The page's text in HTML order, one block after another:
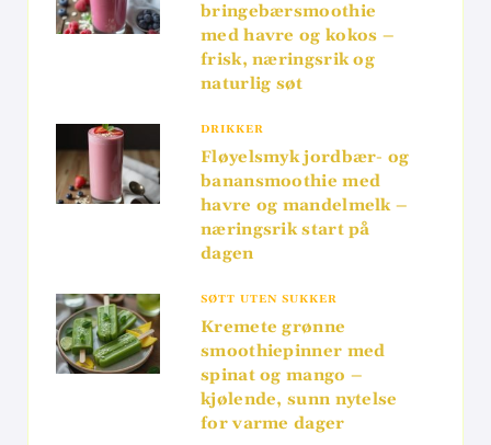
bringebærsmoothie
med havre og kokos –
frisk, næringsrik og
naturlig søt
DRIKKER
Fløyelsmyk jordbær- og
banansmoothie med
havre og mandelmelk –
næringsrik start på
dagen
SØTT UTEN SUKKER
Kremete grønne
smoothiepinner med
spinat og mango –
kjølende, sunn nytelse
for varme dager